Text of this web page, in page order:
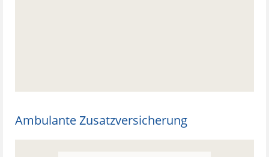
Ambulante Zusatzversicherung